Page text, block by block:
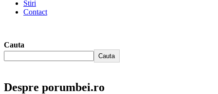
Stiri
Contact
Cauta
Cauta
Despre porumbei.ro